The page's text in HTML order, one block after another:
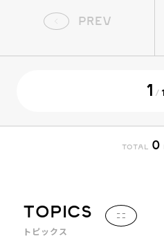
PREV
1 / 1
TOTAL 0
TOPICS
トピックス